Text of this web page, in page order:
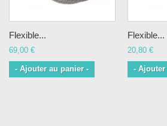
Flexible...
69,00 €
- Ajouter au panier -
Flexible...
20,80 €
- Ajouter